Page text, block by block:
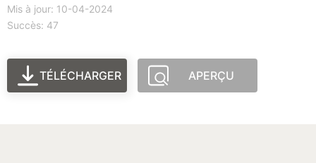
Mis à jour: 10-04-2024
Succès: 47
TÉLÉCHARGER APERÇU